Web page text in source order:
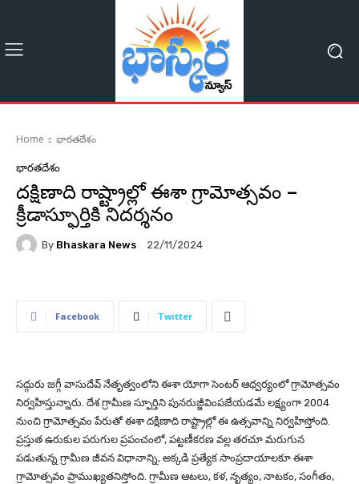
Home భారతదేశం
భారతదేశం
దక్షిణాది రాష్ట్రాల్లో ఈశా గ్రామోత్సవం –
క్రీడాస్ఫూర్తికి నిదర్శనం
By Bhaskara News 22/11/2024
Facebook Twitter
సద్గురు జగ్గీ వాసుదేవ్‌ నేతృత్వంలోని ఈశా యోగా సెంటర్‌ ఆధ్వర్యంలో గ్రామోత్సవం
నిర్వహిస్తున్నారు. దేశ గ్రామీణ స్ఫూర్తిని పునరుజ్జీవింపజేయడమే లక్ష్యంగా 2004
నుంచి గ్రామోత్సవం పేరుతో ఈశా దక్షిణాది రాష్ట్రాల్లో ఈ ఉత్సవాన్ని నిర్వహిస్తోంది.
ప్రస్తుత ఉరుకుల పరుగుల ప్రపంచంలో, పట్టణీకరణ వల్ల తరచూ మరుగున
పడుతున్న గ్రామీణ జీవన విధానాన్ని, అక్కడి ప్రత్యేక సాంప్రదాయాలకూ ఈశా
గ్రామోత్సవం ప్రాముఖ్యతనిస్తోంది. గ్రామీణ ఆటలు, కళ, నృత్యం, నాటకం, సంగీతం,